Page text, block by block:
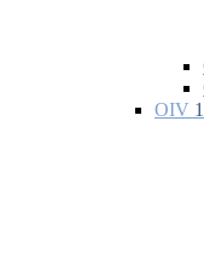
OIV